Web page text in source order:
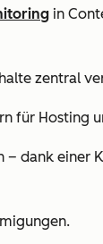
in
zentral
für Hosting
– dank